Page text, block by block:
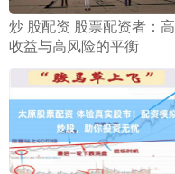
​炒 股配资 股票配资者：高
收益与高风险的平衡